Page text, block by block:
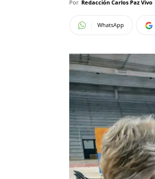
Por Redacción Carlos Paz Vivo
WhatsApp